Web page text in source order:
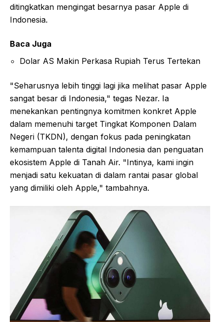
ditingkatkan mengingat besarnya pasar Apple di
Indonesia.
Baca Juga
Dolar AS Makin Perkasa Rupiah Terus Tertekan
"Seharusnya lebih tinggi lagi jika melihat pasar Apple
sangat besar di Indonesia," tegas Nezar. Ia
menekankan pentingnya komitmen konkret Apple
dalam memenuhi target Tingkat Komponen Dalam
Negeri (TKDN), dengan fokus pada peningkatan
kemampuan talenta digital Indonesia dan penguatan
ekosistem Apple di Tanah Air. "Intinya, kami ingin
menjadi satu kekuatan di dalam rantai pasar global
yang dimiliki oleh Apple," tambahnya.